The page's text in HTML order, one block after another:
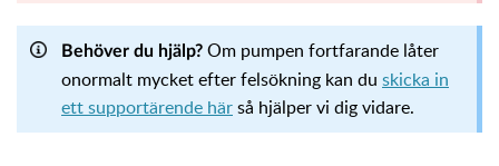
Behöver du hjälp? Om pumpen fortfarande låter
onormalt mycket efter felsökning kan du skicka in
ett supportärende härså hjälper vi dig vidare.